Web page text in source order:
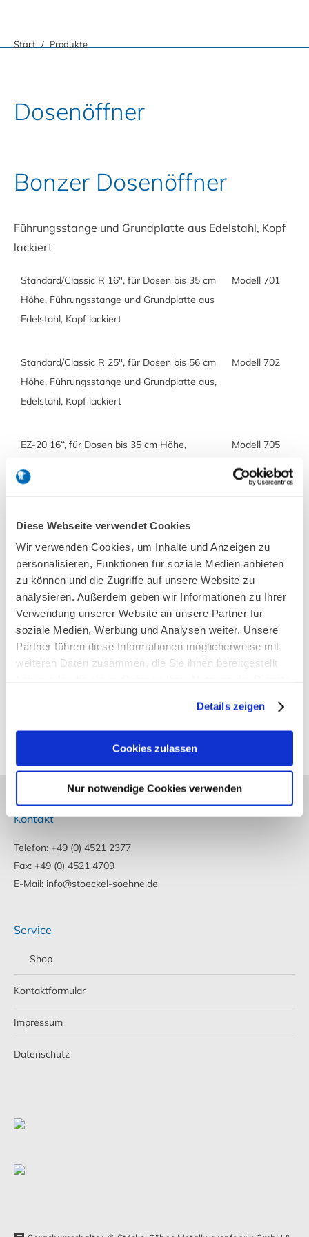
Diese Webseite verwendet Cookies
Wir verwenden Cookies, um Inhalte und Anzeigen zu
personalisieren, Funktionen für soziale Medien anbieten
zu können und die Zugriffe auf unsere Website zu
analysieren. Außerdem geben wir Informationen zu Ihrer
Verwendung unserer Website an unsere Partner für
soziale Medien, Werbung und Analysen weiter. Unsere
Partner führen diese Informationen möglicherweise mit
weiteren Daten zusammen, die Sie ihnen bereitgestellt
Details zeigen
Cookies zulassen
Nur notwendige Cookies verwenden
Sie befinden sich hier:
Start Produkte
Dosenöffner
Bonzer Dosenöffner
Führungsstange und Grundplatte aus Edelstahl, Kopf
lackiert
Standard/Classic R 16'', für Dosen bis 35 cm
Höhe, Führungsstange und Grundplatte aus
Edelstahl, Kopf lackiert
Modell 701
Standard/Classic R 25'', für Dosen bis 56 cm
Höhe, Führungsstange und Grundplatte aus,
Edelstahl, Kopf lackiert
Modell 702
EZ-20 16‘‘, für Dosen bis 35 cm Höhe,
Edelstahl, Kopf lackiert
Modell 705
EZ-20 25‘‘, für Dosen bis 56 cm Höhe,
Führungsstange und Grundplatte aus,
Edelstahl, Kopf lackiert
Canmaster/EZ-40, für Dosen bis 56 cm Höhe,
Führungsstange und Grundplatte aus,
Edelstahl, Kopf lackiert, Großes Zahnrad Ø 40
mm für weniger Umdrehungen und leichten
Modell 703
Kontakt
Telefon: +49 (0) 4521 2377
Fax: +49 (0) 4521 4709
E-Mail: info@stoeckel-soehne.de
Service
Shop
Kontaktformular
Impressum
Datenschutz